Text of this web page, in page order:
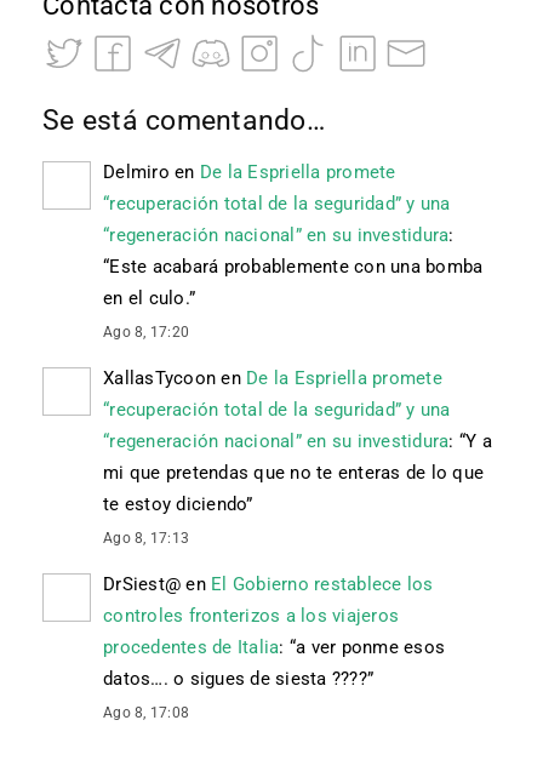
Se está comentando…
Delmiro en De la Espriella promete
“recuperación total de la seguridad” y una
“regeneración nacional” en su investidura:
“Este acabará probablemente con una bomba
en el culo.”
Ago 8, 17:20
XallasTycoon en De la Espriella promete
“recuperación total de la seguridad” y una
“regeneración nacional” en su investidura: “Y a
mi que pretendas que no te enteras de lo que
te estoy diciendo”
Ago 8, 17:13
DrSiest@ en El Gobierno restablece los
controles fronterizos a los viajeros
procedentes de Italia: “a ver ponme esos
datos…. o sigues de siesta ????”
Ago 8, 17:08